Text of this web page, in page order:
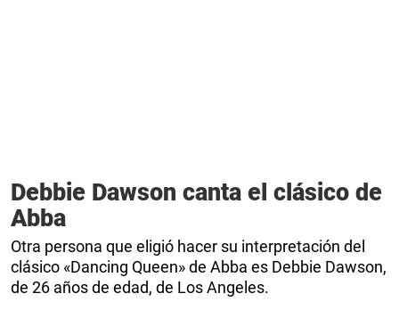
Debbie Dawson canta el clásico de
Abba
Otra persona que eligió hacer su interpretación del
clásico «Dancing Queen» de Abba es Debbie Dawson,
de 26 años de edad, de Los Angeles.